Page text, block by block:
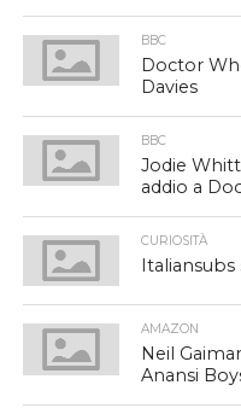
BBC
Doctor
Davies
BBC
Jodie
addio a
CURIOSITÀ
Italiansubs
AMAZON
Neil
Anansi